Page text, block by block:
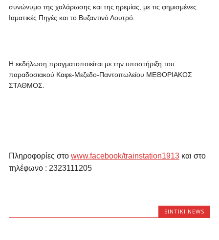
συνώνυμο της χαλάρωσης και της ηρεμίας, με τις φημισμένες
Ιαματικές Πηγές και το Βυζαντινό Λουτρό.
Η εκδήλωση πραγματοποιείται με την υποστήριξη του
παραδοσιακού Καφε-Μεζεδο-Παντοπωλείου ΜΕΘΟΡΙΑΚΟΣ
ΣΤΑΘΜΟΣ.
Πληροφορίες στο www.facebook/trainstation1913και στο
τηλέφωνο : 2323111205
SINTIKI NEWS